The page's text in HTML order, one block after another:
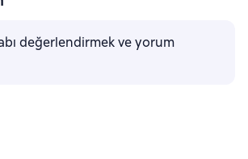
değerlendirmek ve yorum